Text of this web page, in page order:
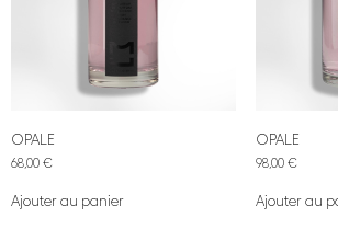
OPALE
68,00 €
Ajouter au panier
OPALE
98,00 €
Ajouter au